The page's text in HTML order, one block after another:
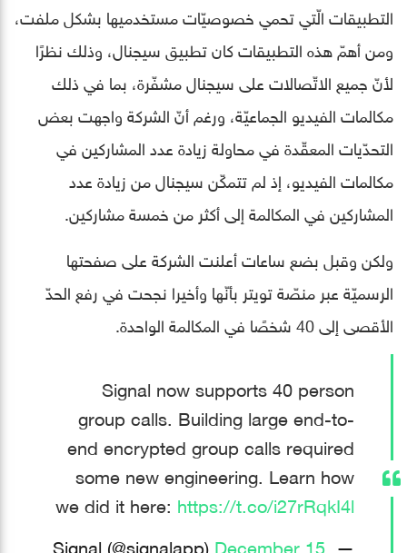
التطبيقات الّتي تحمي خصوصيّات مستخدميها بشكل ملفت،
ومن أهمّ هذه التطبيقات كان تطبيق سيجنال، وذلك نظرًا
لأنّ جميع الاتّصالات على سيجنال مشفّرة، بما في ذلك
مكالمات الفيديو الجماعيّة، ورغم أنّ الشركة واجهت بعض
التحدّيات المعقّدة في محاولة زيادة عدد المشاركين في
مكالمات الفيديو، إذ لم تتمكّن سيجنال من زيادة عدد
المشاركين في المكالمة إلى أكثر من خمسة مشاركين.
ولكن وقبل بضع ساعات أعلنت الشركة على صفحتها
الرسميّة عبر منصّة تويتر بأنّها وأخيرا نجحت في رفع الحدّ
الأقصى إلى 40 شخصًا في المكالمة الواحدة.
Signal now supports 40 person
group calls. Building large end-to-
end encrypted group calls required
some new engineering. Learn how
we did it here: https://t.co/i27rRqkI4l
— Signal (@signalapp)
December 15,